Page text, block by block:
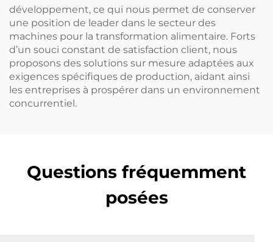
développement, ce qui nous permet de conserver
une position de leader dans le secteur des
machines pour la transformation alimentaire. Forts
d’un souci constant de satisfaction client, nous
proposons des solutions sur mesure adaptées aux
exigences spécifiques de production, aidant ainsi
les entreprises à prospérer dans un environnement
concurrentiel.
Questions fréquemment
posées